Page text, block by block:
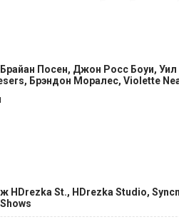
поддерживают Берт, Барри и
решения Стюарта
@Filmix.fan
Посен, Джон Росс Боуи, Уил
Брэндон Моралес, Violette
HDrezka St., HDrezka Studio,